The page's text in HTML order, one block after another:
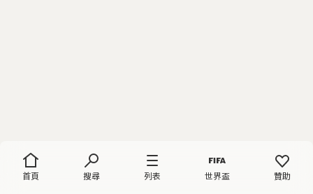
首頁 搜尋 列表 世界盃 贊助